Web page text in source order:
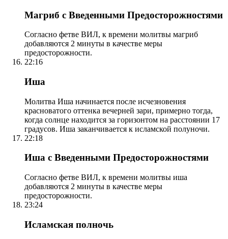
Магриб с Введенными Предосторожностями
Согласно фетве ВИЛ, к времени молитвы магриб
добавляются 2 минуты в качестве меры
предосторожности.
22:16
Иша
Молитва Иша начинается после исчезновения
красноватого оттенка вечерней зари, примерно тогда,
когда солнце находится за горизонтом на расстоянии 17
градусов. Иша заканчивается к исламской полуночи.
22:18
Иша с Введенными Предосторожностями
Согласно фетве ВИЛ, к времени молитвы иша
добавляются 2 минуты в качестве меры
предосторожности.
23:24
Исламская полночь